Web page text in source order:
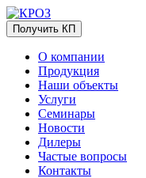
Получить КП
О компании
Продукция
Наши объекты
Услуги
Семинары
Новости
Дилеры
Частые вопросы
Контакты